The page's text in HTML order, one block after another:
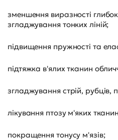
зменшення виразності
згладжування тонких ліній;
підвищення пружності та
підтяжка в'ялих тканин
згладжування стрій, рубців,
лікування птозу м'яких
покращення тонусу м'язів;